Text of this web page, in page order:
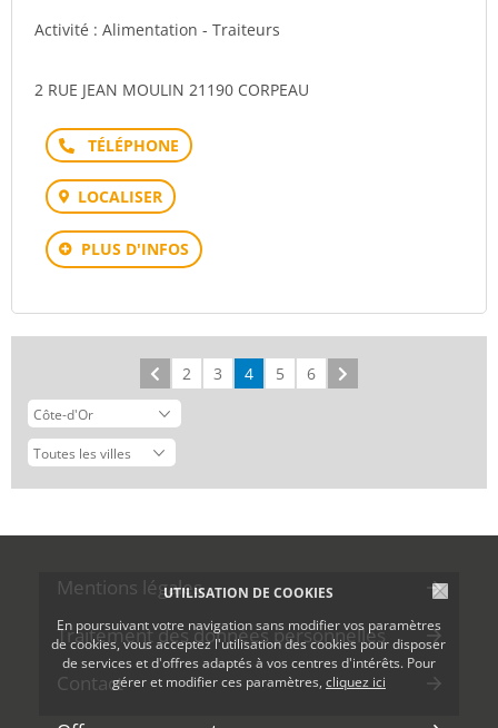
UTILISATION DE COOKIES
En poursuivant votre navigation sans modifier vos paramètres
de cookies, vous acceptez l'utilisation des cookies pour disposer
de services et d'offres adaptés à vos centres d'intérêts. Pour
gérer et modifier ces paramètres, cliquez ici
Activité : Alimentation - Traiteurs
2 RUE JEAN MOULIN 21190 CORPEAU
Téléphone
LOCALISER
PLUS D'INFOS
Précédent
2 3 4 5 6
Mentions légales
Traitement des données personnelles
Contact